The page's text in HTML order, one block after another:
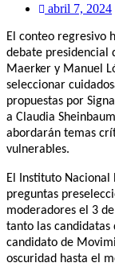
abril 7, 2024
El conteo regresivo
debate presidencial
Maerker y Manuel
seleccionar
propuestas por
a Claudia
abordarán temas
vulnerables.
El Instituto
preguntas
moderadores el 3
tanto las candidatas
candidato de
oscuridad hasta el